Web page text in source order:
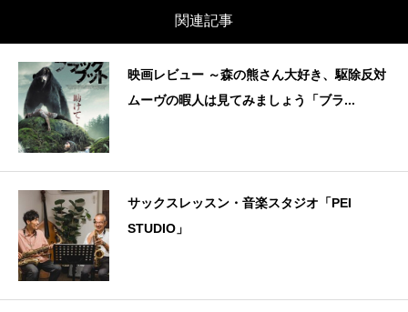
関連記事
映画レビュー ～森の熊さん大好き、駆除反対
ムーヴの暇人は見てみましょう「ブラ...
サックスレッスン・音楽スタジオ「PEI
STUDIO」